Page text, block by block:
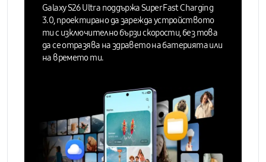
Galaxy S26 Ultra поддържаSuper Fast Charging
3.0,проектирано да зарежда устройството
ти с изключително бързи скорости, без това
да се отразява на здравето на батерията или
на времето ти.